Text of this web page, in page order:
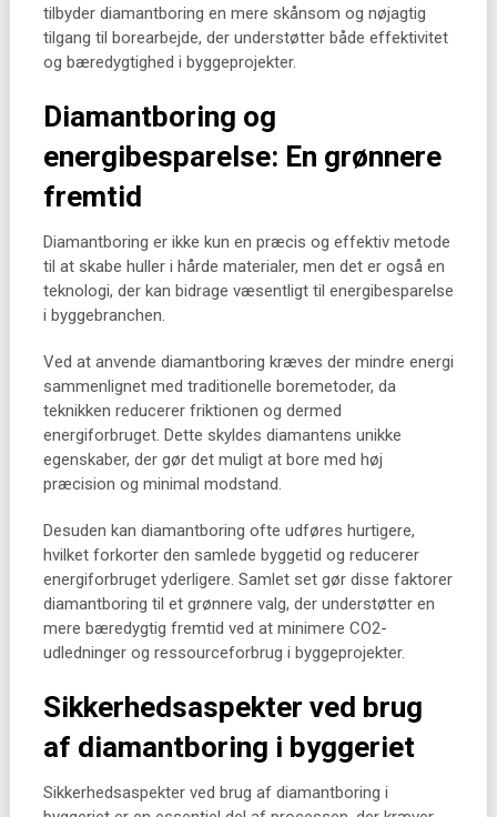
tilbyder diamantboring en mere skånsom og nøjagtig
tilgang til borearbejde, der understøtter både effektivitet
og bæredygtighed i byggeprojekter.
Diamantboring og
energibesparelse: En grønnere
fremtid
Diamantboring er ikke kun en præcis og effektiv metode
til at skabe huller i hårde materialer, men det er også en
teknologi, der kan bidrage væsentligt til energibesparelse
i byggebranchen.
Ved at anvende diamantboring kræves der mindre energi
sammenlignet med traditionelle boremetoder, da
teknikken reducerer friktionen og dermed
energiforbruget. Dette skyldes diamantens unikke
egenskaber, der gør det muligt at bore med høj
præcision og minimal modstand.
Desuden kan diamantboring ofte udføres hurtigere,
hvilket forkorter den samlede byggetid og reducerer
energiforbruget yderligere. Samlet set gør disse faktorer
diamantboring til et grønnere valg, der understøtter en
mere bæredygtig fremtid ved at minimere CO2-
udledninger og ressourceforbrug i byggeprojekter.
Sikkerhedsaspekter ved brug
af diamantboring i byggeriet
Sikkerhedsaspekter ved brug af diamantboring i